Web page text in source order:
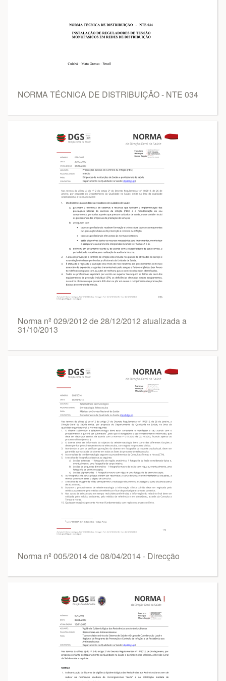
NORMA TÉCNICA DE DISTRIBUIÇÃO - NTE 034
Norma nº 029/2012 de 28/12/2012 atualizada a
31/10/2013
Norma nº 005/2014 de 08/04/2014 - Direcção